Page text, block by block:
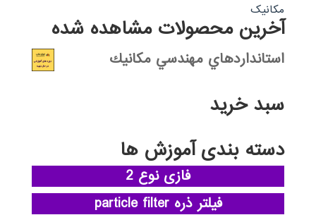
مکانیک
آخرین محصولات مشاهده شده
استانداردهاي مهندسي مكانيك
سبد خرید
دسته بندی آموزش ها
فازی نوع 2
فیلتر ذره particle filter